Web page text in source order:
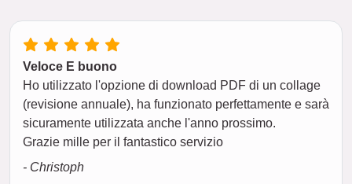
Veloce E buono
Ho utilizzato l'opzione di download PDF di un collage
(revisione annuale), ha funzionato perfettamente e sarà
sicuramente utilizzata anche l'anno prossimo.
Grazie mille per il fantastico servizio
- Christoph